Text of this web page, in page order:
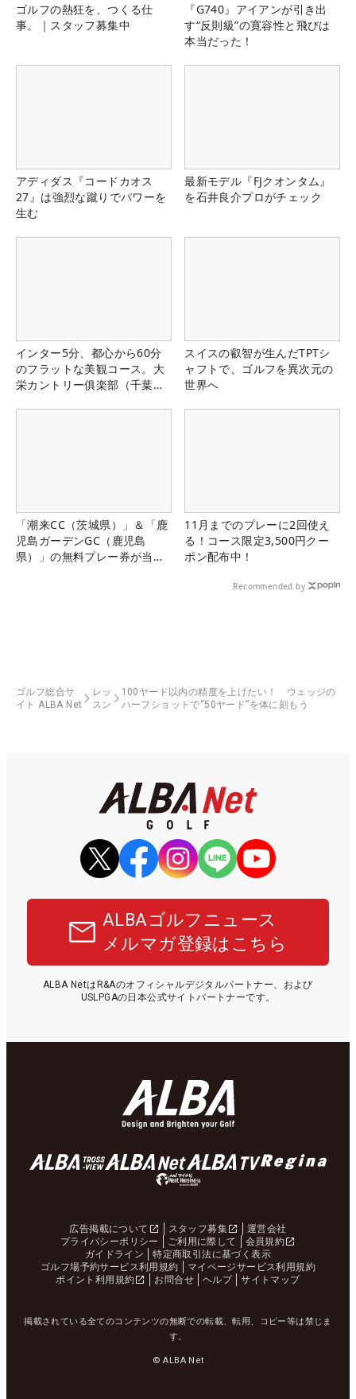
ゴルフの熱狂を、つくる仕
事。｜スタッフ募集中
『G740』アイアンが引き出
す“反則級”の寛容性と飛びは
本当だった！
アディダス『コードカオス
27』は強烈な蹴りでパワーを
生む
最新モデル『FJクオンタム』
を石井良介プロがチェック
インター5分、都心から60分
のフラットな美観コース。大
栄カントリー俱楽部（千葉
スイスの叡智が生んだTPTシ
ャフトで、ゴルフを異次元の
世界へ
「潮来CC（茨城県）」＆「鹿
児島ガーデンGC（鹿児島
県）」の無料プレー券が当た
11月までのプレーに2回使え
る！コース限定3,500円クー
ポン配布中！
Recommended by
ゴルフ総合サ
イト ALBA Net
レッ
スン
100ヤード以内の精度を上げたい！ ウェッジの
ハーフショットで“50ヤード”を体に刻もう
ALBAゴルフニュース
メルマガ登録はこちら
ALBA NetはR&Aのオフィシャルデジタルパートナー、および
USLPGAの日本公式サイトパートナーです。
広告掲載について スタッフ募集
運営会社
プライバシーポリシー
ご利用に際して
会員規約
ガイドライン
特定商取引法に基づく表示
ゴルフ場予約サービス利用規約
マイページサービス利用規約
ポイント利用規約
お問合せ ヘルプ サイトマップ
掲載されている全てのコンテンツの無断での転載、転用、コピー等は禁じま
す。
© ALBA Net